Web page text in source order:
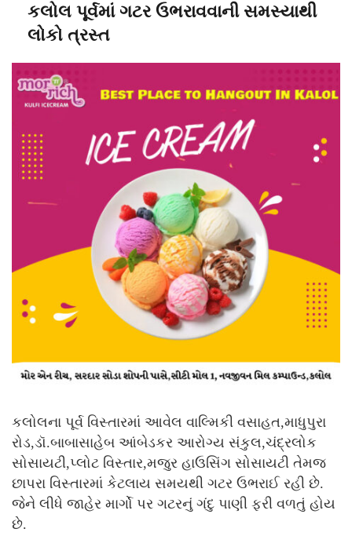
કલોલ પૂર્વમાં ગટર ઉભરાવવાની સમસ્યાથી
લોકો ત્રસ્ત
કલોલના પૂર્વ વિસ્તારમાં આવેલ વાલ્મિકી વસાહત,માધુપુરા
રોડ,ડૉ.બાબાસાહેબ આંબેડકર આરોગ્ય સંકુલ,ચંદ્રલોક
સોસાયટી,પ્લોટ વિસ્તાર,મજુર હાઉસિંગ સોસાયટી તેમજ
છાપરા વિસ્તારમાં કેટલાય સમયથી ગટર ઉભરાઈ રહી છે.
જેને લીધે જાહેર માર્ગો પર ગટરનું ગંદુ પાણી ફરી વળતું હોય
છે.